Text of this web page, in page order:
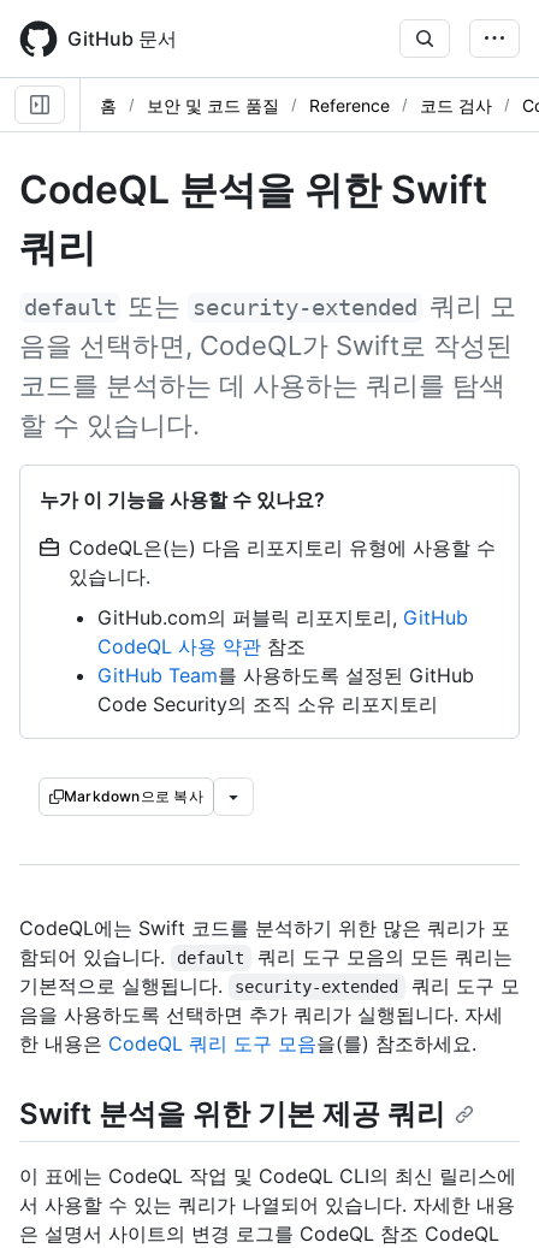
main
content
GitHub 문서
홈 보안 및 코드 품질 Reference 코드 검사
CodeQL 분석을 위한 Swift
쿼리
default 또는 security-extended
쿼리 모
음을 선택하면, CodeQL가 Swift로 작성된
코드를 분석하는 데 사용하는 쿼리를 탐색
할 수 있습니다.
누가 이 기능을 사용할 수 있나요?
CodeQL은(는) 다음 리포지토리 유형에 사용할 수
있습니다.
GitHub.com의 퍼블릭 리포지토리, GitHub
CodeQL 사용 약관 참조
GitHub Team를 사용하도록 설정된 GitHub
Code Security의 조직 소유 리포지토리
Markdown으로 복사
CodeQL에는 Swift 코드를 분석하기 위한 많은 쿼리가 포
함되어 있습니다.
default
쿼리 도구 모음의 모든 쿼리는
기본적으로 실행됩니다.
security-extended
쿼리 도구 모
음을 사용하도록 선택하면 추가 쿼리가 실행됩니다. 자세
한 내용은 CodeQL 쿼리 도구 모음을(를) 참조하세요.
Swift 분석을 위한 기본 제공 쿼리
이 표에는 CodeQL 작업 및 CodeQL CLI의 최신 릴리스에
서 사용할 수 있는 쿼리가 나열되어 있습니다. 자세한 내용
은 설명서 사이트의 변경 로그를 CodeQL 참조 CodeQL